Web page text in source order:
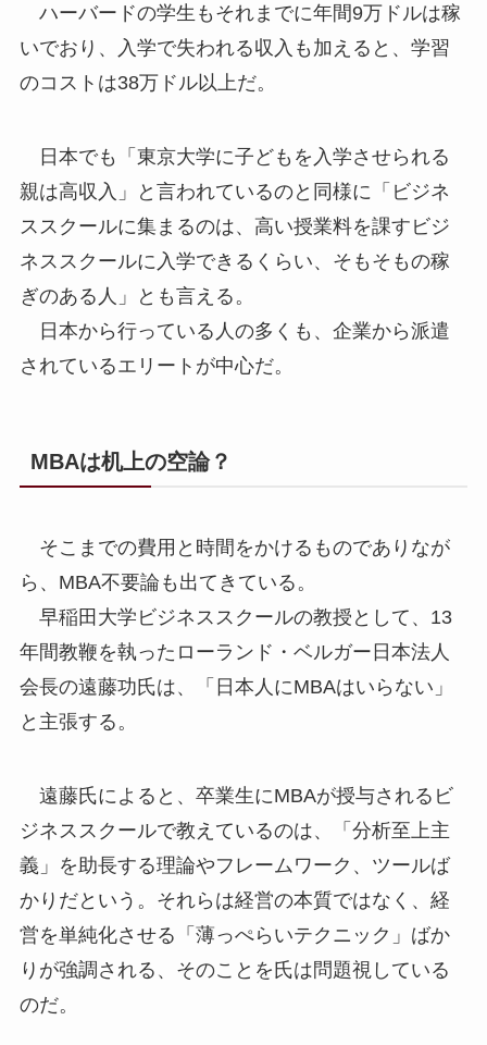
ハーバードの学生もそれまでに年間9万ドルは稼
いでおり、入学で失われる収入も加えると、学習
のコストは38万ドル以上だ。
日本でも「東京大学に子どもを入学させられる
親は高収入」と言われているのと同様に「ビジネ
ススクールに集まるのは、高い授業料を課すビジ
ネススクールに入学できるくらい、そもそもの稼
ぎのある人」とも言える。
日本から行っている人の多くも、企業から派遣
されているエリートが中心だ。
MBAは机上の空論？
そこまでの費用と時間をかけるものでありなが
ら、MBA不要論も出てきている。
早稲田大学ビジネススクールの教授として、13
年間教鞭を執ったローランド・ベルガー日本法人
会長の遠藤功氏は、「日本人にMBAはいらない」
と主張する。
遠藤氏によると、卒業生にMBAが授与されるビ
ジネススクールで教えているのは、「分析至上主
義」を助長する理論やフレームワーク、ツールば
かりだという。それらは経営の本質ではなく、経
営を単純化させる「薄っぺらいテクニック」ばか
りが強調される、そのことを氏は問題視している
のだ。